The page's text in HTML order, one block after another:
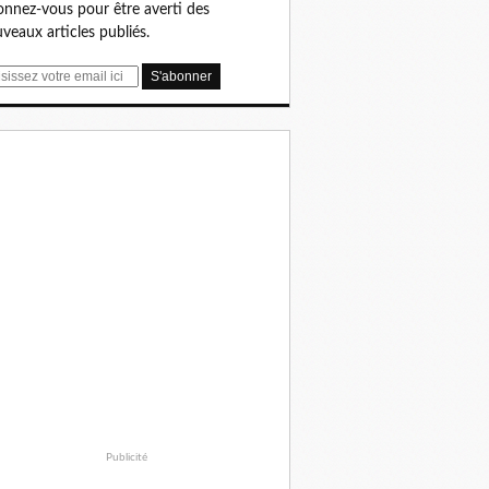
vous pour être averti des
articles publiés.
Publicité